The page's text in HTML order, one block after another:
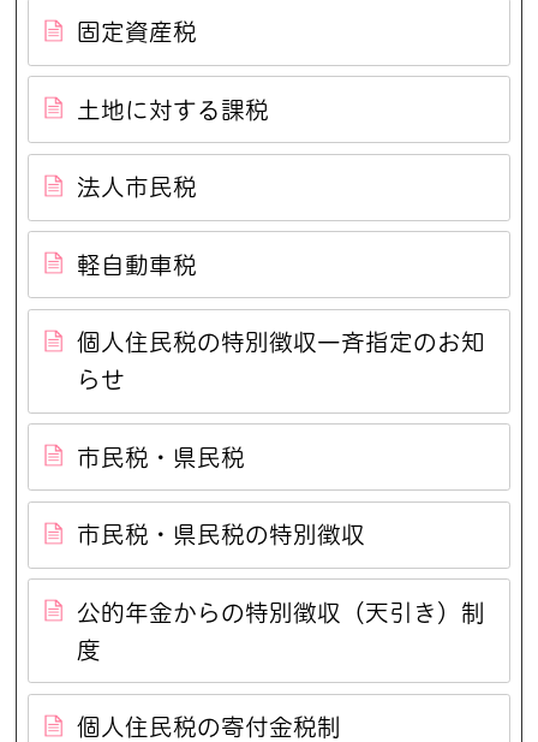
固定資産税
土地に対する課税
法人市民税
軽自動車税
個人住民税の特別徴収一斉指定のお知
らせ
市民税・県民税
市民税・県民税の特別徴収
公的年金からの特別徴収（天引き）制
度
個人住民税の寄付金税制